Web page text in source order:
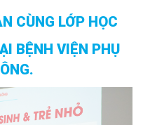
CÙNG LỚP HỌC
BỆNH VIỆN PHỤ